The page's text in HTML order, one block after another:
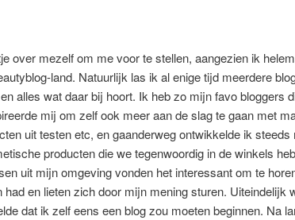
over mezelf om me voor te stellen, aangezien ik
land. Natuurlijk las ik al enige tijd meerdere
alles wat daar bij hoort. Ik heb zo mijn favo bloggers
mij om zelf ook meer aan de slag te gaan met
uit testen etc, en gaanderweg ontwikkelde ik steeds
producten die we tegenwoordig in de winkels
uit mijn omgeving vonden het interessant om te
had en lieten zich door mijn mening sturen. Uiteindelijk
dat ik zelf eens een blog zou moeten beginnen. Na